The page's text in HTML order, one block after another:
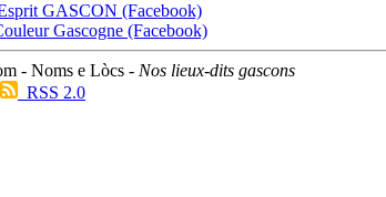
GASCON (Facebook)
Gascogne (Facebook)
- Noms e Lòcs - Nos lieux-dits gascons
RSS 2.0